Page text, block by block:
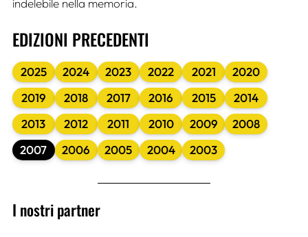
indelebile nella memoria.
EDIZIONI PRECEDENTI
2025 2024 2023 2022 2021
2020
2019
2018 2017 2016 2015
2014
2013
2012 2011 2010 2009
2008
2007
2006 2005 2004 2003
I nostri partner